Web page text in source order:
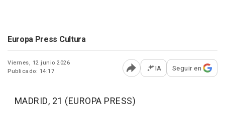
Europa Press Cultura
Viernes, 12 junio 2026
Publicado: 14:17
Abrir opciones para
IA Seguir en
MADRID, 21 (EUROPA PRESS)